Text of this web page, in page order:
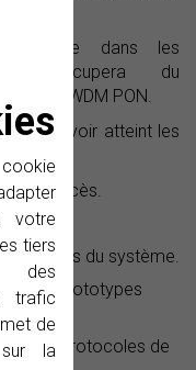
votre
tiers
des
trafic
de
la
faire dans les
s’occupera du
UD-WDM PON.
avoir atteint les
d’accès.
requises du système.
de prototypes
de protocoles de